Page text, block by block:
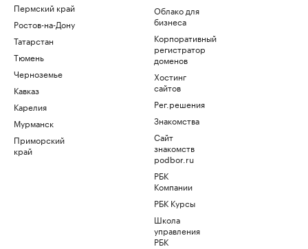
Пермский край
Ростов-на-Дону
Татарстан
Тюмень
Черноземье
Кавказ
Карелия
Мурманск
Приморский
край
Облако для
бизнеса
Корпоративный
регистратор
доменов
Хостинг
сайтов
Рег.решения
Знакомства
Сайт
знакомств
podbor.ru
РБК
Компании
РБК Курсы
Школа
управления
РБК